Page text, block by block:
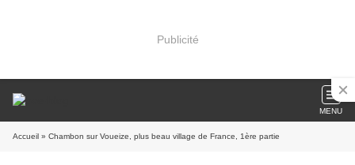
Publicité
MENU
Accueil » Chambon sur Voueize, plus beau village de France, 1ère partie